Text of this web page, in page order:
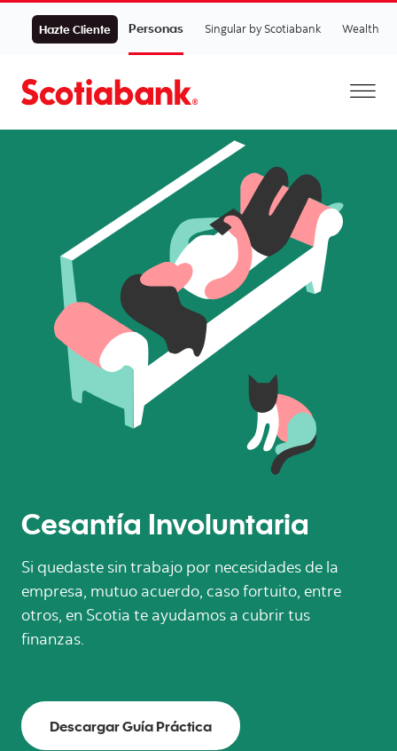
Hazte Cliente Personas Singular by Scotiabank Wealth
Cesantía Involuntaria
Si quedaste sin trabajo por necesidades de la
empresa, mutuo acuerdo, caso fortuito, entre
otros, en Scotia te ayudamos a cubrir tus
finanzas.
Descargar Guía Práctica